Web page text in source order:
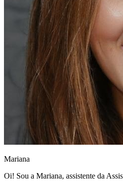
Mariana
Oi! Sou a Mariana, assistente da